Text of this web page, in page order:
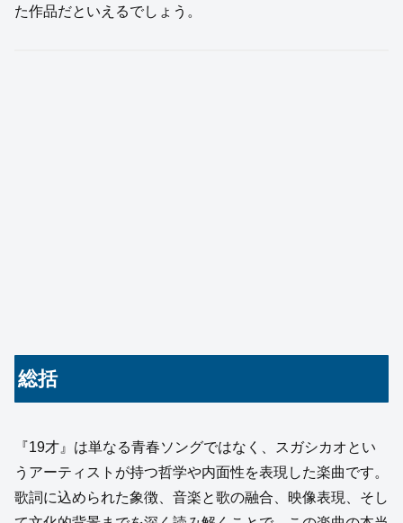
た作品だといえるでしょう。
総括
『19才』は単なる青春ソングではなく、スガシカオとい
うアーティストが持つ哲学や内面性を表現した楽曲です。
歌詞に込められた象徴、音楽と歌の融合、映像表現、そし